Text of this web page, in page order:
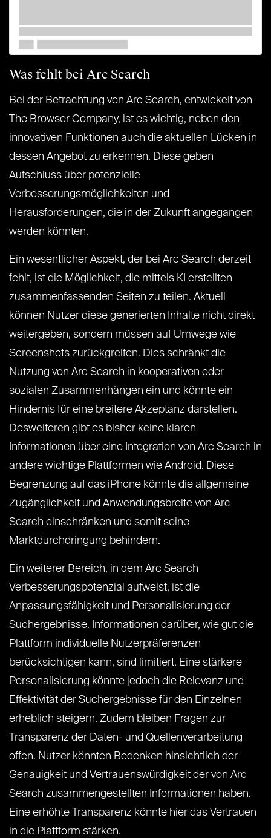
Was fehlt bei Arc Search
Bei der Betrachtung von Arc Search, entwickelt von
The Browser Company, ist es wichtig, neben den
innovativen Funktionen auch die aktuellen Lücken in
dessen Angebot zu erkennen. Diese geben
Aufschluss über potenzielle
Verbesserungsmöglichkeiten und
Herausforderungen, die in der Zukunft angegangen
werden könnten.
Ein wesentlicher Aspekt, der bei Arc Search derzeit
fehlt, ist die Möglichkeit, die mittels KI erstellten
zusammenfassenden Seiten zu teilen. Aktuell
können Nutzer diese generierten Inhalte nicht direkt
weitergeben, sondern müssen auf Umwege wie
Screenshots zurückgreifen. Dies schränkt die
Nutzung von Arc Search in kooperativen oder
sozialen Zusammenhängen ein und könnte ein
Hindernis für eine breitere Akzeptanz darstellen.
Desweiteren gibt es bisher keine klaren
Informationen über eine Integration von Arc Search in
andere wichtige Plattformen wie Android. Diese
Begrenzung auf das iPhone könnte die allgemeine
Zugänglichkeit und Anwendungsbreite von Arc
Search einschränken und somit seine
Marktdurchdringung behindern.
Ein weiterer Bereich, in dem Arc Search
Verbesserungspotenzial aufweist, ist die
Anpassungsfähigkeit und Personalisierung der
Suchergebnisse. Informationen darüber, wie gut die
Plattform individuelle Nutzerpräferenzen
berücksichtigen kann, sind limitiert. Eine stärkere
Personalisierung könnte jedoch die Relevanz und
Effektivität der Suchergebnisse für den Einzelnen
erheblich steigern. Zudem bleiben Fragen zur
Transparenz der Daten- und Quellenverarbeitung
offen. Nutzer könnten Bedenken hinsichtlich der
Genauigkeit und Vertrauenswürdigkeit der von Arc
Search zusammengestellten Informationen haben.
Eine erhöhte Transparenz könnte hier das Vertrauen
in die Plattform stärken.